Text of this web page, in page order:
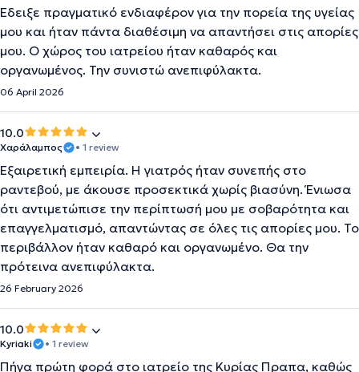
Έδειξε πραγματικό ενδιαφέρον για την πορεία της υγείας
μου και ήταν πάντα διαθέσιμη να απαντήσει στις απορίες
μου. Ο χώρος του ιατρείου ήταν καθαρός και
οργανωμένος. Την συνιστώ ανεπιφύλακτα.
06 April 2026
10.0
Χαράλαμπος • 1 review
Εξαιρετική εμπειρία. Η γιατρός ήταν συνεπής στο
ραντεβού, με άκουσε προσεκτικά χωρίς βιασύνη. Ένιωσα
ότι αντιμετώπισε την περίπτωσή μου με σοβαρότητα και
επαγγελματισμό, απαντώντας σε όλες τις απορίες μου. Το
περιβάλλον ήταν καθαρό και οργανωμένο. Θα την
πρότεινα ανεπιφύλακτα.
26 February 2026
10.0
Kyriaki • 1 review
Πήγα πρώτη φορά στο ιατρείο της Κυρίας Πραπα, καθώς